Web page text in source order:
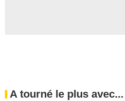
A tourné le plus avec...